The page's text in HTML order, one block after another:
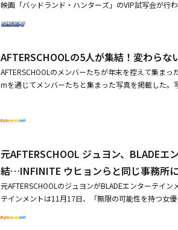
映画「バッドランド・ハンターズ」のVIP試写会が行
ウォン、元AFTERSCHOOLのジュヨン、元gugudan
サーのミナ・ミョン、リュ・ダイン、ユ・ヒグァン、
ン、ヨンオ、キム・チェウンらが出席した。同作は廃
中で生きる者たちが、生き残るために繰り広げる最
AFTERSCHOOLの5人が集結！変わらな
AFTERSCHOOLのメンバーたちが年末を控えて集ま
mを通じてメンバーたちと集まった写真を掲載した。
嬉し過ぎて。みんな、ドラムの練習してね」とお茶
一緒に過ごした私たち。AFTERSCHOOLのメンバー
テージを披露してみようか？ 一人で楽しんでる。リ
た。ジュヨンも自身のInstagramを通じて写真を公開
を準備したと伝え、泣いているカヒの写真で目を引
活動していたからか、メンバーたちと呼べる人たちが
ア、ジュヨン、ベカ、レイナは2021年6月、チャン
元AFTERSCHOOL ジュヨン、BLADE
結…INFINITE ウヒョンらと同じ事務所
元AFTERSCHOOLのジュヨンがBLADEエンターテイ
テインメントは11月17日、「無限の可能性を持つ女
ートと支持を惜しまない」と伝えた。2009年に